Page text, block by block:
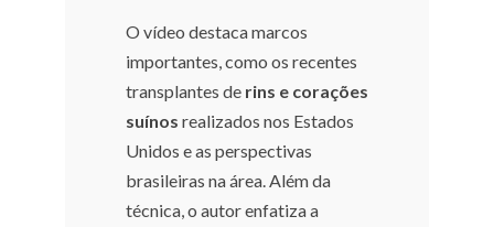
O vídeo destaca marcos
importantes, como os recentes
transplantes de rins e corações
suínos realizados nos Estados
Unidos e as perspectivas
brasileiras na área. Além da
técnica, o autor enfatiza a